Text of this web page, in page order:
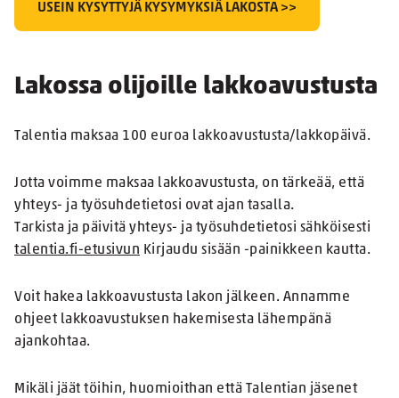
USEIN KYSYTTYJÄ KYSYMYKSIÄ LAKOSTA >>
Lakossa olijoille lakkoavustusta
Talentia maksaa 100 euroa lakkoavustusta/lakkopäivä.
Jotta voimme maksaa lakkoavustusta, on tärkeää, että
yhteys- ja työsuhdetietosi ovat ajan tasalla.
Tarkista ja päivitä yhteys- ja työsuhdetietosi sähköisesti
talentia.fi-etusivun Kirjaudu sisään -painikkeen kautta.
Voit hakea lakkoavustusta lakon jälkeen. Annamme
ohjeet lakkoavustuksen hakemisesta lähempänä
ajankohtaa.
Mikäli jäät töihin, huomioithan että Talentian jäsenet